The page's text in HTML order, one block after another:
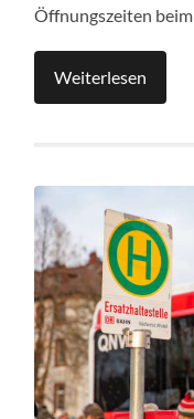
Öffnungszeiten
Weiterlesen